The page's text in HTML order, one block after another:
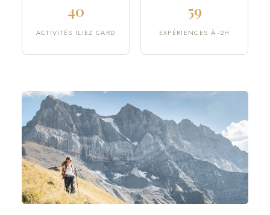
40
ACTIVITÉS ILIEZ CARD
59
EXPÉRIENCES À -2H